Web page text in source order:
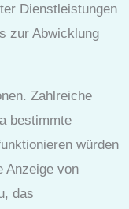
Dienstleistungen
zur Abwicklung
Zahlreiche
bestimmte
würden
Anzeige von
das